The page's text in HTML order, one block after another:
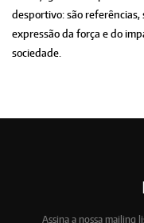
desportivo: são referências,
expressão da força e do
sociedade.
Assina a nossa mailing